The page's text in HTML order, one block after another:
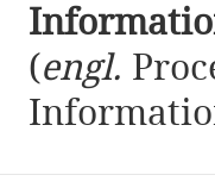
(engl.